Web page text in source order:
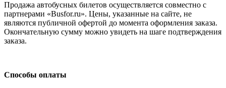
Продажа автобусных билетов осуществляется совместно с
партнерами «Busfor.ru». Цены, указанные на сайте, не
являются публичной офертой до момента оформления заказа.
Окончательную сумму можно увидеть на шаге подтверждения
заказа.
Способы оплаты